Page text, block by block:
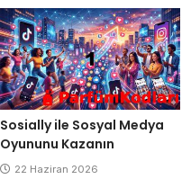
Sosially ile Sosyal Medya
Oyununu Kazanın
22 Haziran 2026